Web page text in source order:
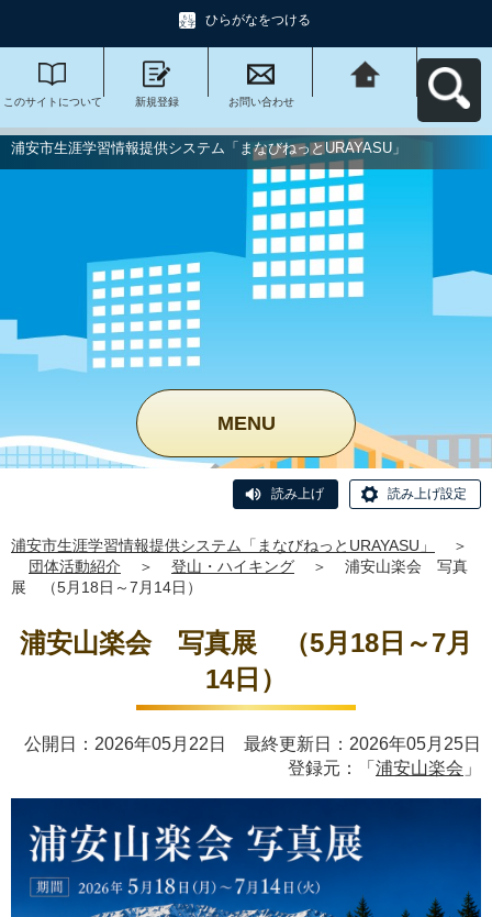
ひらがなをつける
このサイトについて 新規登録 お問い合わせ
びねっと
URAYASU」へ戻る
浦安市生涯学習情報提供システム「まなびねっとURAYASU」
MENU
読み上げ 読み上げ設定
浦安市生涯学習情報提供システム「まなびねっとURAYASU」
＞
団体活動紹介
＞ 登山・ハイキング ＞
浦安山楽会 写真
展 （5月18日～7月14日）
浦安山楽会 写真展 （5月18日～7月
14日）
公開日：2026年05月22日 最終更新日：2026年05月25日
登録元：「 浦安山楽会 」